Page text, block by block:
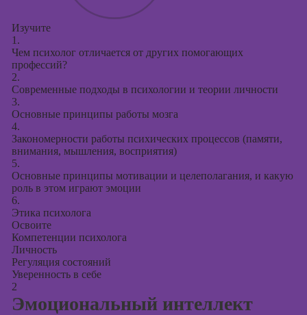
Изучите
1.
Чем психолог отличается от других помогающих
профессий?
2.
Современные подходы в психологии и теории личности
3.
Основные принципы работы мозга
4.
Закономерности работы психических процессов (памяти,
внимания, мышления, восприятия)
5.
Основные принципы мотивации и целеполагания, и какую
роль в этом играют эмоции
6.
Этика психолога
Освоите
Компетенции психолога
Личность
Регуляция состояний
Уверенность в себе
2
Эмоциональный интеллект